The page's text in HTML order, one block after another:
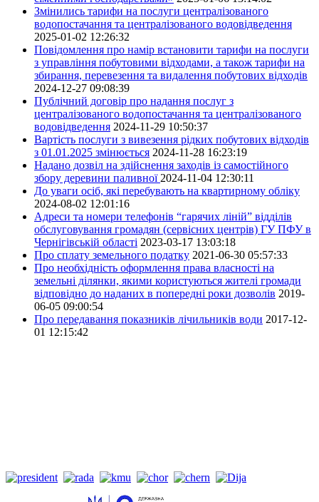
Змінились тарифи на послуги централізованого
водопостачання та централізованого водовідведення
2025-01-02 12:26:32
Повідомлення про намір встановити тарифи на послуги
з управління побутовими відходами, а також тарифи на
збирання, перевезення та видалення побутових відходів
2024-12-27 09:08:39
Публічний договір про надання послуг з
централізованого водопостачання та централізованого
водовідведення 2024-11-29 10:50:37
Вартість послуги з вивезення рідких побутових відходів
з 01.01.2025 змінюється 2024-11-28 16:23:19
Надано дозвіл на здійснення заходів із самостійного
збору деревини паливної2024-11-04 12:30:11
До уваги осіб, які перебувають на квартирному обліку
2024-08-02 12:01:16
Адреси та номери телефонів “гарячих ліній” відділів
обслуговування громадян (сервісних центрів) ГУ ПФУ в
Чернігівській області 2023-03-17 13:03:18
Про сплату земельного податку 2021-06-30 05:57:33
Про необхідність оформлення права власності на
земельні ділянки, якими користуються жителі громади
відповідно до наданих в попередні роки дозволів 2019-
06-05 09:00:54
Про передавання показників лічильників води 2017-12-
01 12:15:42